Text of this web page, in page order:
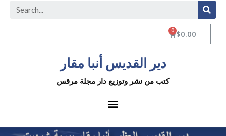
$0.00
دير القديس أنبا مقار
كتب من نشر وتوزيع دار مجلة مرقس